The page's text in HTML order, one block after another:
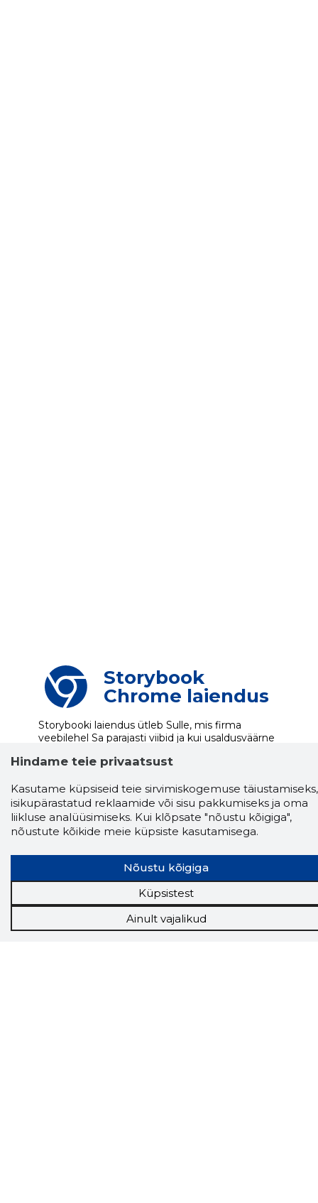
Storybook
Chrome laiendus
Storybooki laiendus ütleb Sulle, mis firma
veebilehel Sa parajasti viibid ja kui usaldusväärne
Näed helistaja tausta!Storybooki Äpp toob
SinuniOTSEKONTAKTID400 000 Eesti
ettevõtte ja isikute kohta (juhid, ametnikud).
Andmed on rikastatud maksevõime ja
Tööriistad
Hindame teie privaatsust
Kasutame küpsiseid teie sirvimiskogemuse täiustamiseks,
isikupärastatud reklaamide või sisu pakkumiseks ja oma
liikluse analüüsimiseks. Kui klõpsate "nõustu kõigiga",
nõustute kõikide meie küpsiste kasutamisega.
Nõustu kõigiga
Küpsistest
Ainult vajalikud